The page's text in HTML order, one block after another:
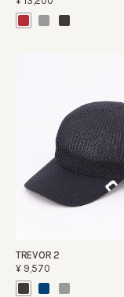
TREVOR 2
¥9,570